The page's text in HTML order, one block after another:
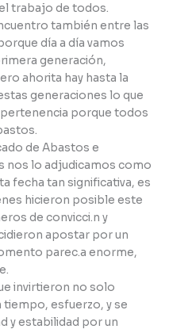
trabajo de todos.
también entre las
día a día vamos
generación,
ahorita hay hasta la
generaciones lo que
porque todos
de Abastos e
nos lo adjudicamos como
fecha tan significativa, es
hicieron posible este
de convicci.n y
apostar por un
parec.a enorme,
invirtieron no solo
esfuerzo, y se
y estabilidad por un